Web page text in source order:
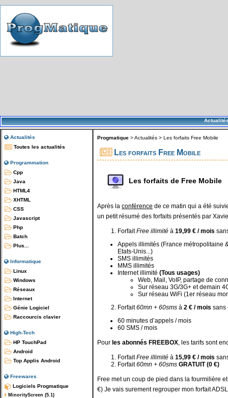
Actualités
Toutes les actualités
Programmation
Cpp
Java
HTML4
XHTML
CSS
Javascript
Php
Batch
Plus...
Informatique
Linux
Windows
Réseaux
Internet
Génie Logiciel
Raccourcis clavier
High-Tech
HP TouchPad
Android
Top Applis Android
Freewares
Logiciels Progmatique
MinorityScreen (5.1)
Progmatique >Actualités > Les forfaits Free Mobile
Les forfaits Free Mobile
Les forfaits de Free Mobile
Après la conférence de ce matin qui a été
un petit résumé des forfaits présentés par
ForfaitFree illimité à 19,99 € / mois
Appels illimités (France métropolitaine
Etats-Unis...)
SMS illimités
MMS illimités
Internet illimité (Tous usages)
Web, Mail, VoIP, partage de
Sur réseau 3G/3G+ et demain
Sur réseau WiFi (1er réseau
Forfait60mn + 60sms à 2 € / mois sans
60 minutes d’appels / mois
60 SMS / mois
Pour les abonnés FREEBOX, les tarifs sont
ForfaitFree illimité à 15,99 € / mois
Forfait60mn + 60sms GRATUIT (0 €)
Free met un coup de pied dans la fourmilière
€) Je vais surement regrouper mon forfait